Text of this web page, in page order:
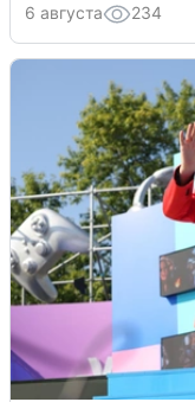
6 августа 234